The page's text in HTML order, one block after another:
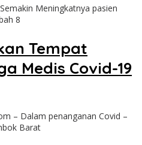
Meningkatnya pasien
8
Tempat
Medis Covid-19
– Dalam penanganan Covid –
Barat